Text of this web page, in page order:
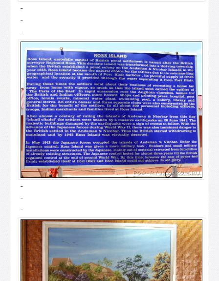
-
-
-
-
-
-